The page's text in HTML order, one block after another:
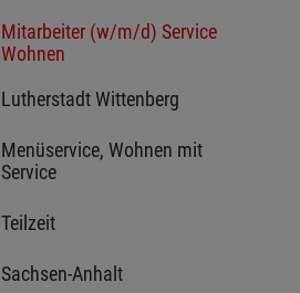
Mitarbeiter (w/m/d) Service
Wohnen
Lutherstadt Wittenberg
Menüservice, Wohnen mit
Service
Teilzeit
Sachsen-Anhalt